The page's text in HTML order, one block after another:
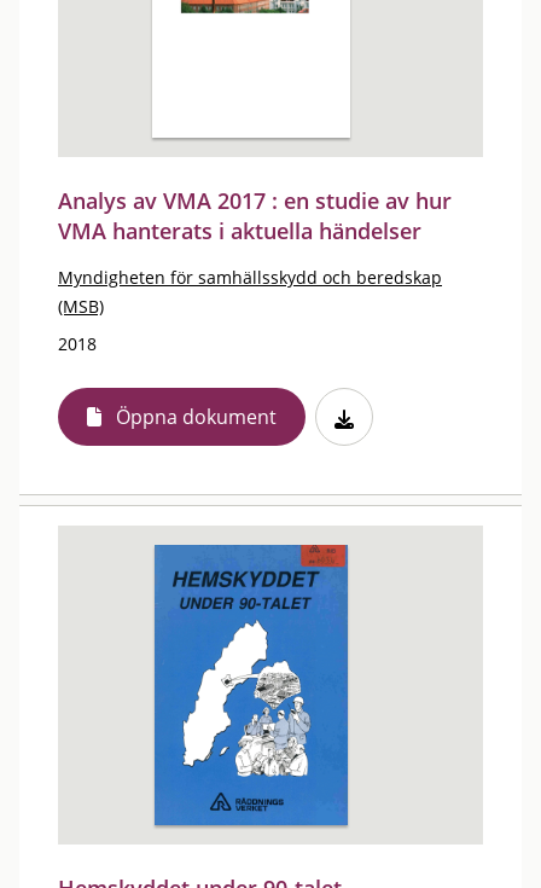
Analys av VMA 2017 : en studie av hur
VMA hanterats i aktuella händelser
Myndigheten för samhällsskydd och beredskap
(MSB)
2018
Öppna dokument